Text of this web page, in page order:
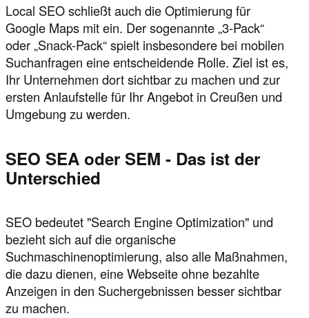
Local SEO schließt auch die Optimierung für
Google Maps mit ein. Der sogenannte „3-Pack“
oder „Snack-Pack“ spielt insbesondere bei mobilen
Suchanfragen eine entscheidende Rolle. Ziel ist es,
Ihr Unternehmen dort sichtbar zu machen und zur
ersten Anlaufstelle für Ihr Angebot in Creußen und
Umgebung zu werden.
SEO SEA oder SEM - Das ist der
Unterschied
SEO bedeutet "Search Engine Optimization" und
bezieht sich auf die organische
Suchmaschinenoptimierung, also alle Maßnahmen,
die dazu dienen, eine Webseite ohne bezahlte
Anzeigen in den Suchergebnissen besser sichtbar
zu machen.